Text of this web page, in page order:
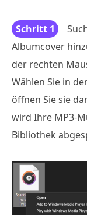
Schritt 1
Albumcover
der rechten
Wählen Sie in
öffnen Sie sie
wird Ihre MP3-
Bibliothek